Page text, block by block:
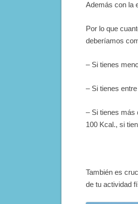
Además con la
Por lo que
deberíamos
– Si tienes
– Si tienes
– Si tienes más
100 Kcal., si
También es
de tu actividad